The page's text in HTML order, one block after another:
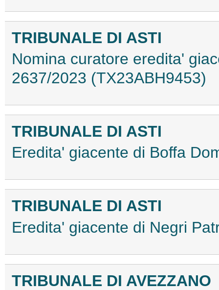
TRIBUNALE DI ASTI
Nomina curatore eredita'
2637/2023 (TX23ABH9453)
TRIBUNALE DI ASTI
Eredita' giacente di Boffa
TRIBUNALE DI ASTI
Eredita' giacente di Negri
TRIBUNALE DI AVEZZANO